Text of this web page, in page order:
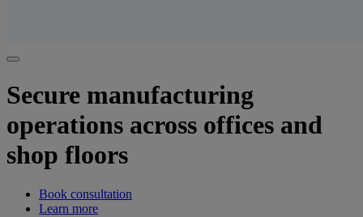
Secure manufacturing
operations across offices and
shop floors
Book consultation
Learn more